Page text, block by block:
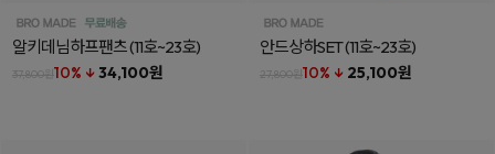
알키데님하프팬츠(11호~23호)
37,800원10% ↓ 34,100원
안드상하SET(11호~23호)
27,800원10% ↓ 25,100원